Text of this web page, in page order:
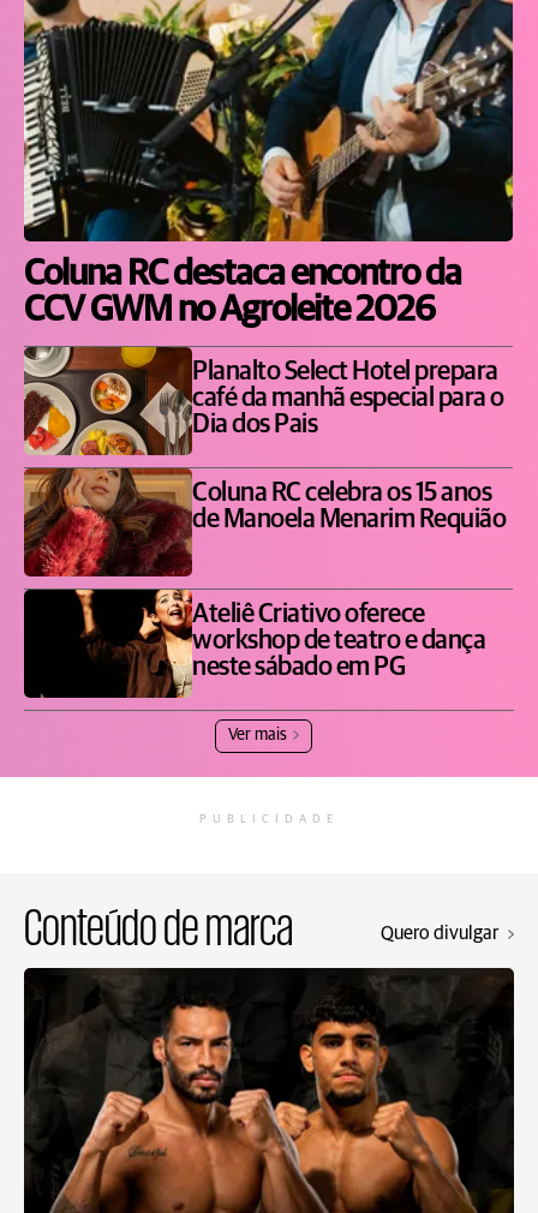
Coluna RC destaca encontro da
CCV GWM no Agroleite 2026
Planalto Select Hotel prepara
café da manhã especial para o
Dia dos Pais
Coluna RC celebra os 15 anos
de Manoela Menarim Requião
Ateliê Criativo oferece
workshop de teatro e dança
neste sábado em PG
Ver mais
PUBLICIDADE
Conteúdo de marca Quero divulgar